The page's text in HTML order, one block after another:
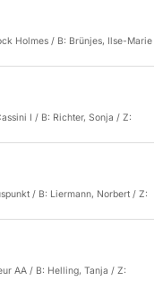
Holmes / B: Brünjes, Ilse-Marie
I / B: Richter, Sonja / Z:
/ B: Liermann, Norbert / Z:
AA / B: Helling, Tanja / Z: